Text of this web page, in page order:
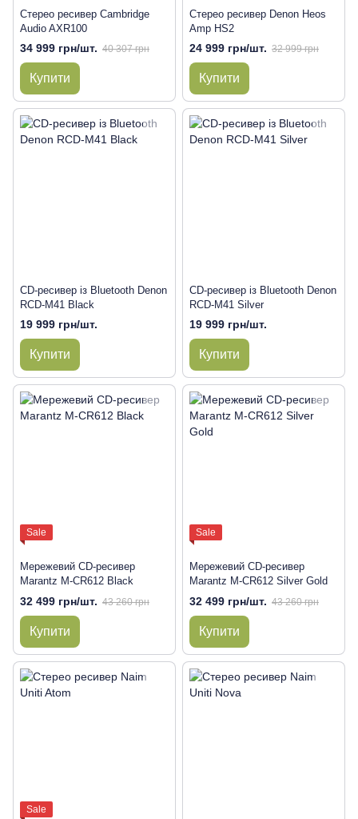
Стерео ресивер Cambridge
Audio AXR100
34 999 грн/шт. 40 307 грн
Купити
Стерео ресивер Denon Heos
Amp HS2
24 999 грн/шт. 32 999 грн
Купити
CD-ресивер із Bluetooth Denon
RCD-M41 Black
19 999 грн/шт.
Купити
CD-ресивер із Bluetooth Denon
RCD-M41 Silver
19 999 грн/шт.
Купити
Sale
Мережевий CD-ресивер
Marantz M-CR612 Black
32 499 грн/шт. 43 260 грн
Купити
Sale
Мережевий CD-ресивер
Marantz M-CR612 Silver Gold
32 499 грн/шт. 43 260 грн
Купити
Sale